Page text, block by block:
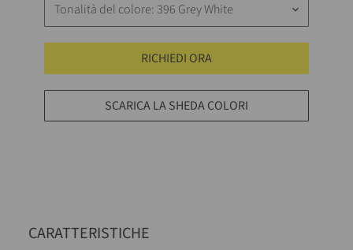
Tonalità del colore: 396 Grey White keyboard_arrow_down
RICHIEDI ORA
SCARICA LA SHEDA COLORI
CARATTERISTICHE